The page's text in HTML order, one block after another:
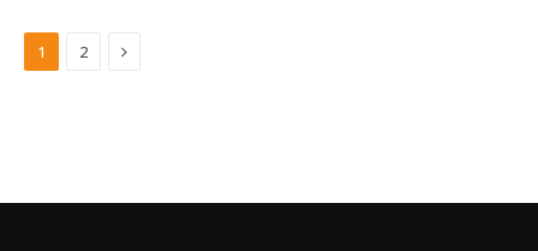
1 2 Next